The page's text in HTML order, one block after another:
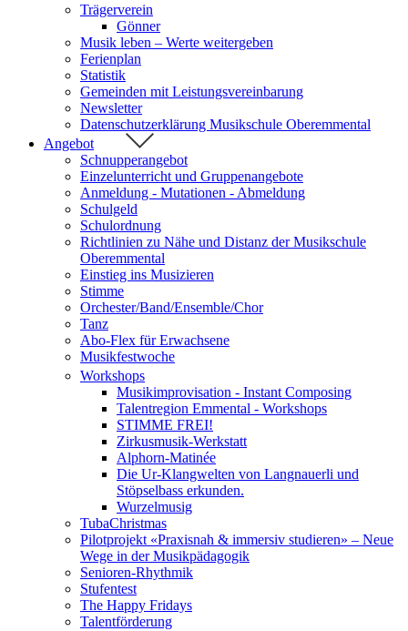
Trägerverein
Gönner
Musik leben – Werte weitergeben
Ferienplan
Statistik
Gemeinden mit Leistungsvereinbarung
Newsletter
Datenschutzerklärung Musikschule Oberemmental
Angebot
Schnupperangebot
Einzelunterricht und Gruppenangebote
Anmeldung - Mutationen - Abmeldung
Schulgeld
Schulordnung
Richtlinien zu Nähe und Distanz der Musikschule
Oberemmental
Einstieg ins Musizieren
Stimme
Orchester/Band/Ensemble/Chor
Tanz
Abo-Flex für Erwachsene
Musikfestwoche
Workshops
Musikimprovisation - Instant Composing
Talentregion Emmental - Workshops
STIMME FREI!
Zirkusmusik-Werkstatt
Alphorn-Matinée
Die Ur-Klangwelten von Langnauerli und
Stöpselbass erkunden.
Wurzelmusig
TubaChristmas
Pilotprojekt «Praxisnah & immersiv studieren» – Neue
Wege in der Musikpädagogik
Senioren-Rhythmik
Stufentest
The Happy Fridays
Talentförderung